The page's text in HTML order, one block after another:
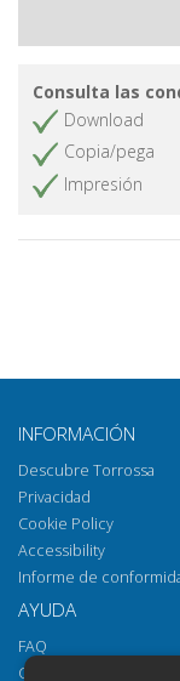
Consulta las
Download
Copia/pega
Impresión
INFORMACIÓN
Descubre Torrossa
Privacidad
Cookie Policy
Accessibility
Informe de
AYUDA
FAQ
Cómo abrir los archivos